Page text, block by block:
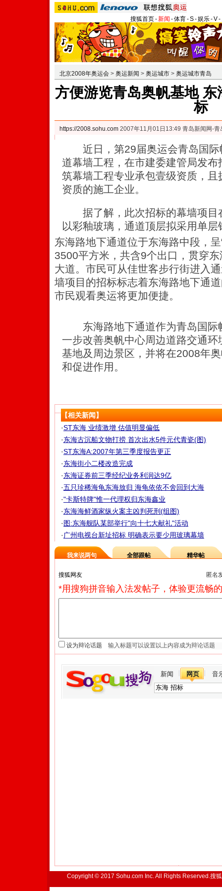
搜狐首页-新闻 -体育-S-娱乐-V-
北京2008年奥运会 > 奥运新闻 > 奥运城市 > 奥运城市青岛
方便游览青岛奥帆基地
标
https://2008.sohu.com 2007年11月01日13:49 青岛新闻网-青
近日，第29届奥运会青岛国际
道幕墙工程，在市建委建管局发
筑幕墙工程专业承包壹级资质，
资质的施工企业。
据了解，此次招标的幕墙项目
以彩釉玻璃，通道顶层拟采用单
东海路地下通道位于东海路中段，
3500平方米，共含9个出口，贯穿
大道。市民可从佳世客步行街进入
墙项目的招标标志着东海路地下通
市民观看奥运将更加便捷。
东海路地下通道作为青岛国际
一步改善奥帆中心周边道路交通
基地及周边景区，并将在2008年
和促进作用。
【相关新闻】
·ST东海 业绩激增 估值明显偏低
·东海古沉船文物打捞 首次出水5件元代青瓷(图)
·ST东海A:2007年第三季度报告更正
·东海街小二楼改造完成
·东海证券前三季经纪业务利润达9亿
·五只珍稀海龟东海放归 海龟依依不舍回到大海
·"卡斯特牌"惟一代理权归东海鑫业
·东海海鲜酒家纵火案主凶判死刑(组图)
·图:东海舰队某部举行"向十七大献礼"活动
· 广州电视台新址招标 明确表示要少用玻璃幕墙
我来说两句 全部跟帖 精华帖
匿名
*用搜狗拼音输入法发帖子，体验更流畅
设为辩论话题
新闻 网页 音
Copyright © 2017 Sohu.com Inc. All Rights Reserved.搜